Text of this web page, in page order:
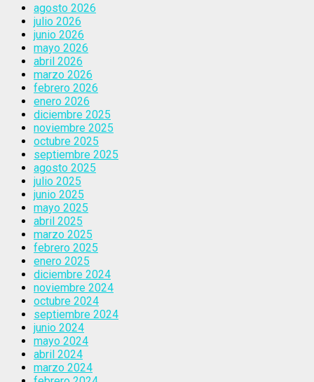
agosto 2026
julio 2026
junio 2026
mayo 2026
abril 2026
marzo 2026
febrero 2026
enero 2026
diciembre 2025
noviembre 2025
octubre 2025
septiembre 2025
agosto 2025
julio 2025
junio 2025
mayo 2025
abril 2025
marzo 2025
febrero 2025
enero 2025
diciembre 2024
noviembre 2024
octubre 2024
septiembre 2024
junio 2024
mayo 2024
abril 2024
marzo 2024